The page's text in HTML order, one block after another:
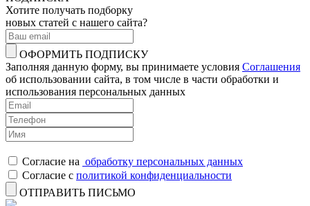
Хотите получать подборку
новых статей с нашего сайта?
ОФОРМИТЬ ПОДПИСКУ
Заполняя данную форму, вы принимаете условия Соглашения
об использовании сайта, в том числе в части обработки и
использования персональных данных
Согласие на обработку персональных данных
Согласие с политикой конфиденциальности
ОТПРАВИТЬ ПИСЬМО